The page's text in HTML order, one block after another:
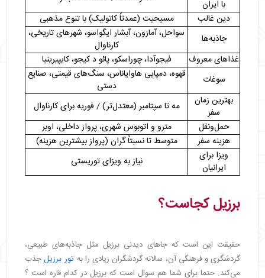
با ایران
دین غالب
مسیحیت (عمدتاً کاتولیک) با تنوع مذهبی
جاذبه‌ها
سواحل، آمازون، آبشار ایگواسو، شهرهای تاریخی،
کارناوال
غذاهای معروف
فیجوآدا، چوراسکو، پائو د کیجو، کایپیرینیا
سوغات
قهوه، دمپایی هاوایاناس، سنگ‌های قیمتی، صنایع
دستی
بهترین زمان
سفر
مه تا سپتامبر (معتدل‌تر) / فوریه برای کارناوال
حمل‌ونقل
مترو و اتوبوس شهری، پرواز داخلی، اوبر
هزینه سفر
متوسط تا نسبتاً گران (پرواز بیشترین هزینه)
ویزا برای
ایرانیان
نیاز به ویزای توریستی
برزیل کجاست؟
حقیقت این است که جاهای دیدنی برزیل مثل جاذبه‌های طبیعی،
گردشگری و فرهنگی آن، سالانه گردشگران زیادی را به تور برزیلجذب
می‌کند. حتما برای شما هم سوال است که برزیل در کدام قاره است ؟